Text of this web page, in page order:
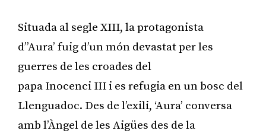
Situada al segle XIII, la protagonista
d’’Aura’ fuig d’un món devastat per les
guerres de les croades del
papa Inocenci III i es refugia en un bosc del
Llenguadoc. Des de l’exili, ‘Aura’ conversa
amb l’Àngel de les Aigües des de la